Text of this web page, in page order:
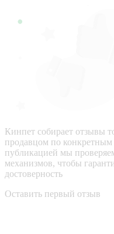
Кинпет собирает отзывы
продавцом по
публикацией мы
механизмов, чтобы
достоверность
Оставить первый отзыв